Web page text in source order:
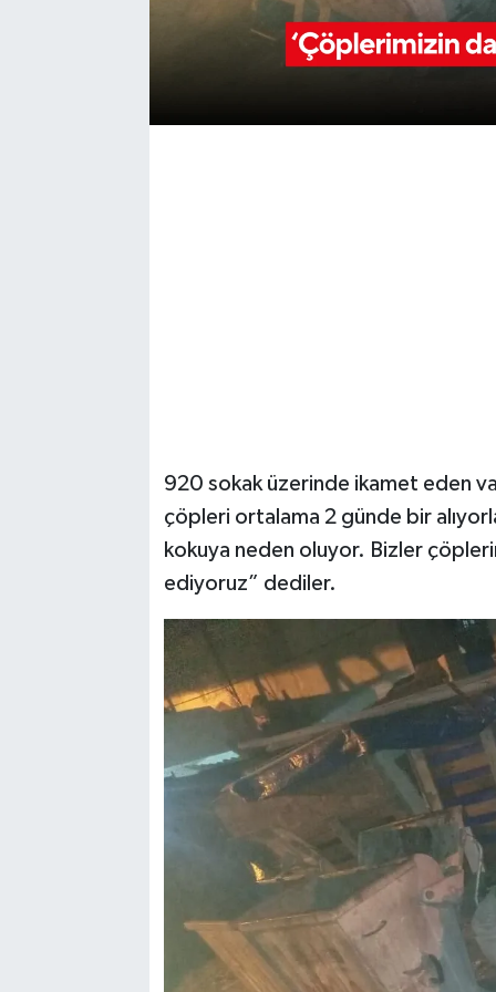
920 sokak üzerinde ikamet eden
çöpleri ortalama 2 günde bir
kokuya neden oluyor. Bizler
ediyoruz” dediler.